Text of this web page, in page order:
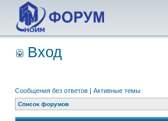
Вход
Сообщения без ответов | Активные темы
Список форумов